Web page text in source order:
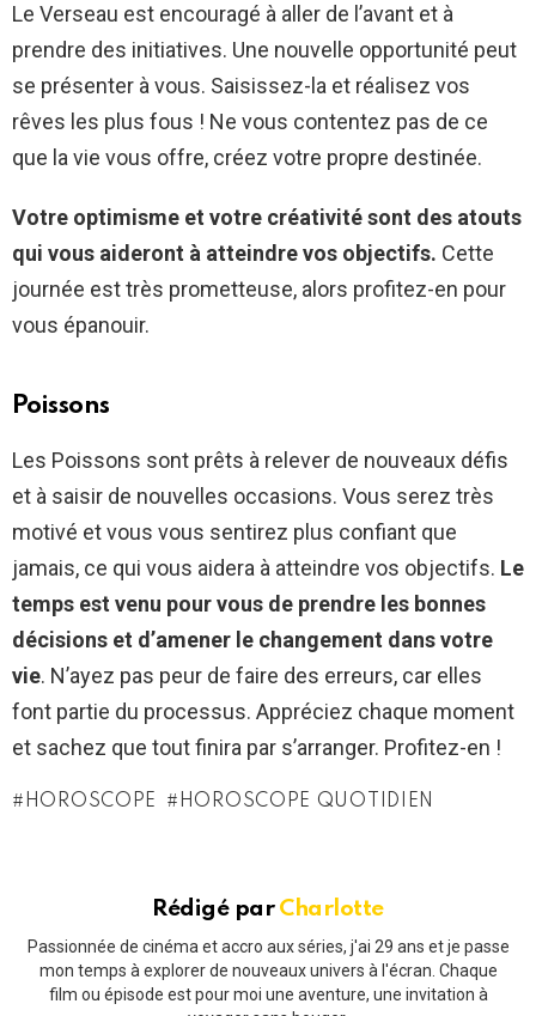
Le Verseau est encouragé à aller de l’avant et à
prendre des initiatives. Une nouvelle opportunité peut
se présenter à vous. Saisissez-la et réalisez vos
rêves les plus fous ! Ne vous contentez pas de ce
que la vie vous offre, créez votre propre destinée.
Votre optimisme et votre créativité sont des atouts
qui vous aideront à atteindre vos objectifs. Cette
journée est très prometteuse, alors profitez-en pour
vous épanouir.
Poissons
Les Poissons sont prêts à relever de nouveaux défis
et à saisir de nouvelles occasions. Vous serez très
motivé et vous vous sentirez plus confiant que
jamais, ce qui vous aidera à atteindre vos objectifs. Le
temps est venu pour vous de prendre les bonnes
décisions et d’amener le changement dans votre
vie. N’ayez pas peur de faire des erreurs, car elles
font partie du processus. Appréciez chaque moment
et sachez que tout finira par s’arranger. Profitez-en !
HOROSCOPE HOROSCOPE QUOTIDIEN
Rédigé par Charlotte
Passionnée de cinéma et accro aux séries, j'ai 29 ans et je passe
mon temps à explorer de nouveaux univers à l'écran. Chaque
film ou épisode est pour moi une aventure, une invitation à